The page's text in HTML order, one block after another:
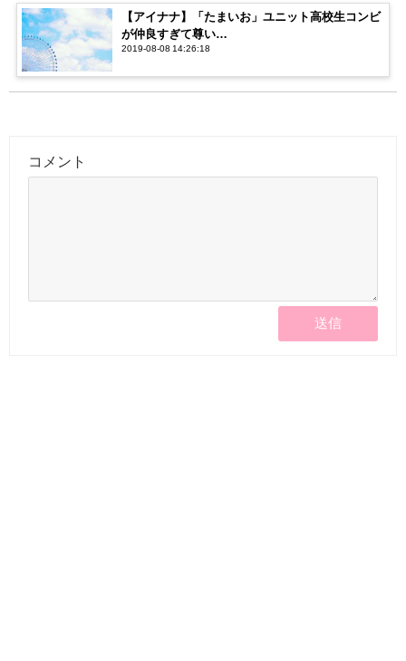
【アイナナ】「たまいお」ユニット高校生コンビ
が仲良すぎて尊い…
2019-08-08 14:26:18
コメント